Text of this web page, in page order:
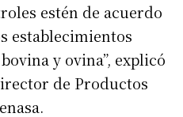
estén de acuerdo
establecimientos
y ovina”, explicó
de Productos